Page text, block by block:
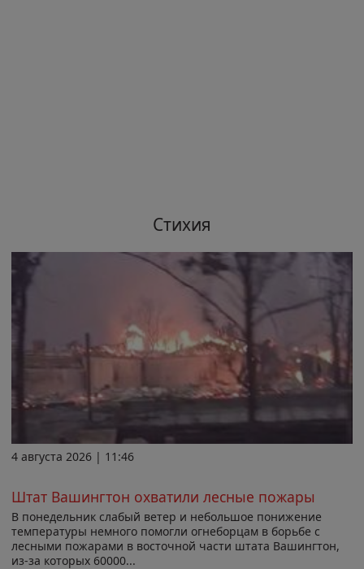
Стихия
4 августа 2026 | 11:46
Штат Вашингтон охватили лесные пожары
В понедельник слабый ветер и небольшое понижение
температуры немного помогли огнеборцам в борьбе с
лесными пожарами в восточной части штата Вашингтон,
из-за которых 60000...